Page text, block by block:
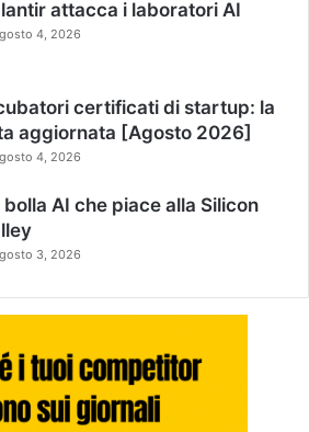
attacca i laboratori AI
4, 2026
certificati di startup: la
aggiornata [Agosto 2026]
4, 2026
bolla AI che piace alla Silicon
3, 2026